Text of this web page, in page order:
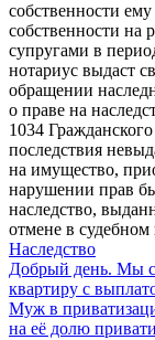
собственности
собственности на
супругами в
нотариус выдаст
обращении
о праве на
1034
последствия
на имущество,
нарушении прав
наследство,
отмене в судебном
Наследство
Добрый день. Мы с
квартиру с
Муж в
на её долю